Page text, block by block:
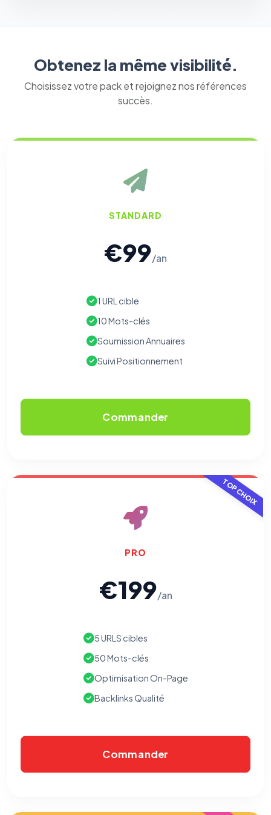
Obtenez la même visibilité.
Choisissez votre pack et rejoignez nos références
succès.
STANDARD
€99/an
1 URL cible
10 Mots-clés
Soumission Annuaires
Suivi Positionnement
Commander
TOP CHOIX
PRO
€199/an
5 URLS cibles
50 Mots-clés
Optimisation On-Page
Backlinks Qualité
Commander